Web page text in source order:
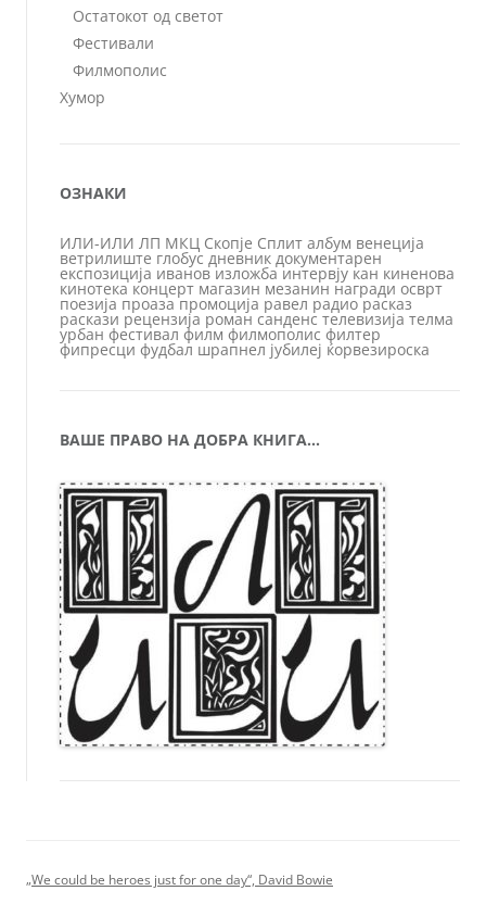
Остатокот од светот
Фестивали
Филмополис
Хумор
ОЗНАКИ
ИЛИ-ИЛИ ЛП МКЦ Скопје Сплит албум венеција
ветрилиште глобус дневник документарен
експозиција иванов изложба интервју кан киненова
кинотека концерт магазин мезанин награди осврт
поезија проаза промоција равел радио расказ
раскази рецензија роман санденс телевизија телма
урбан фестивал филм филмополис филтер
фипресци фудбал шрапнел јубилеј ќорвезироска
ВАШЕ ПРАВО НА ДОБРА КНИГА…
„We could be heroes just for one day“, David Bowie